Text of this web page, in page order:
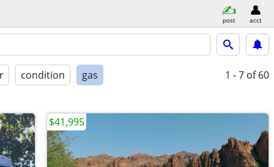
post acct
condition gas 1 - 7 of 60
$41,995